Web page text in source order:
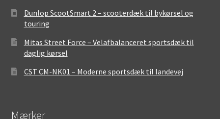
Dunlop ScootSmart 2 – scooterdæk til bykørsel og
touring
Mitas Street Force – Velafbalanceret sportsdæk til
daglig kørsel
CST CM-NK01 – Moderne sportsdæk til landevej
Mærker